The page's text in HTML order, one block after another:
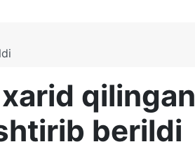
qilingan
berildi